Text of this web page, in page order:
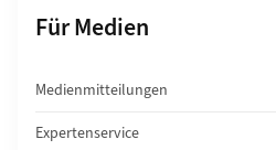
Unterseiten von
Für Medien
Medienmitteilungen
Expertenservice